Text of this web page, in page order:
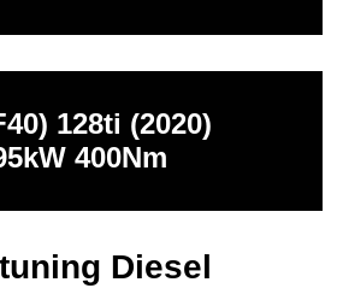
128ti (2020)
400Nm
Diesel